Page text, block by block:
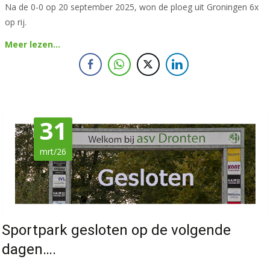
Na de 0-0 op 20 september 2025, won de ploeg uit Groningen 6x
op rij.
Meer lezen…
31
mrt/26
Sportpark gesloten op de volgende
dagen….